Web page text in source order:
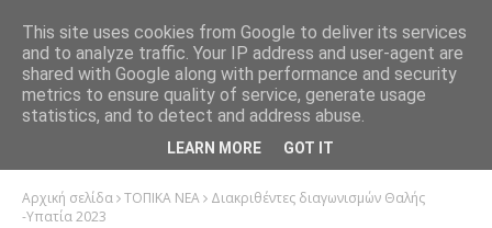
Αρχική σελίδα ΤΟΠΙΚΑ ΝΕΑ
Διακριθέντες διαγωνισμών Θαλής
-Υπατία 2023
This site uses cookies from Google to deliver its services
and to analyze traffic. Your IP address and user-agent are
shared with Google along with performance and security
metrics to ensure quality of service, generate usage
statistics, and to detect and address abuse.
LEARN MORE GOT IT